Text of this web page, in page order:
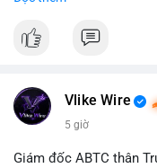
#12dot1btc #786kusd
#binancesquare
$cro
📰 Nguồn:
Vlike Wire
5 giờ
Giám đốc ABTC thân